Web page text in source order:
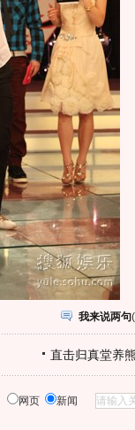
我来说两句(
直击归真堂养
网页 新闻